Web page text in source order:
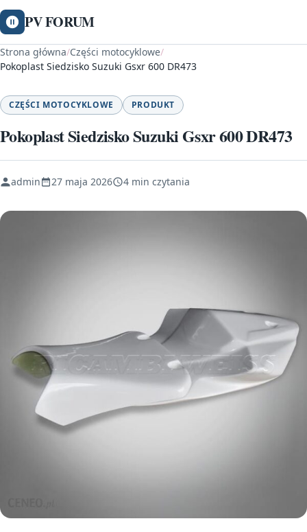
PV FORUM
Strona główna/Części motocyklowe/
Pokoplast Siedzisko Suzuki Gsxr 600 DR473
CZĘŚCI MOTOCYKLOWE PRODUKT
Pokoplast Siedzisko Suzuki Gsxr 600 DR473
admin 27 maja 2026 4 min czytania